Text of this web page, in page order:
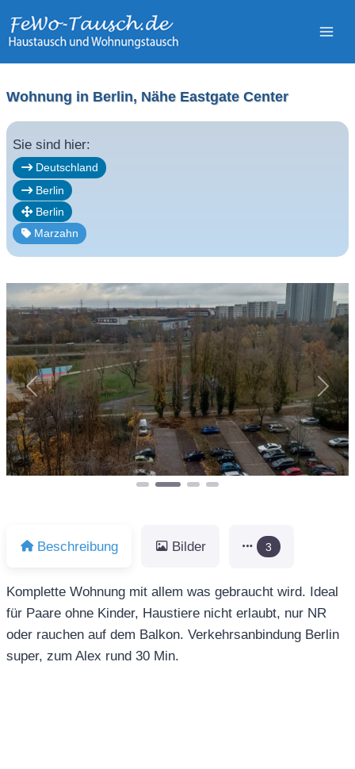
Inhalt
Wohnung in Berlin, Nähe Eastgate Center
Sie sind hier:
Deutschland
Berlin
Berlin
Marzahn
Vorheriges
Beschreibung Bilder 3
Komplette Wohnung mit allem was gebraucht wird. Ideal
für Paare ohne Kinder, Haustiere nicht erlaubt, nur NR
oder rauchen auf dem Balkon. Verkehrsanbindung Berlin
super, zum Alex rund 30 Min.